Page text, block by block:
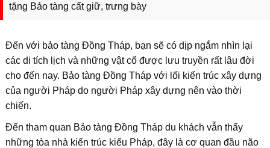
tặng Bảo tàng cất giữ, trưng bày
Đến với bảo tàng Đồng Tháp, bạn sẽ có dịp ngắm nhìn lại
các di tích lịch và những vật cổ được lưu truyền rất lâu đời
cho đến nay. Bảo tàng Đồng Tháp với lối kiến trúc xây dựng
của người Pháp do người Pháp xây dựng nên vào thời
chiến.
Đến tham quan Bảo tàng Đồng Tháp du khách vẫn thấy
những tòa nhà kiến trúc kiểu Pháp, đây là cơ quan đầu não